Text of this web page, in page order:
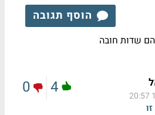
הוסף תגובה
הם שדות חובה
4
0